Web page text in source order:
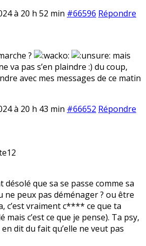
à 20 h 52 min #66596 Répondre
?
mais
va pas s’en plaindre :) du coup,
avec mes messages de ce matin
à 20 h 43 min #66652 Répondre
désolé que sa se passe comme sa
ne peux pas déménager ? ou être
c’est vraiment c**** ce que ta
mais c’est ce que je pense). Ta psy,
en dit du fait qu’elle ne veut pas